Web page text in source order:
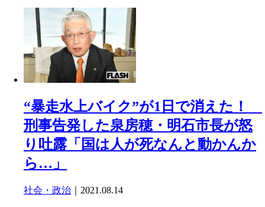
“暴走水上バイク”が1日で消えた！
刑事告発した泉房穂・明石市長が怒
り吐露「国は人が死なんと動かんか
ら…」
社会・政治 ｜2021.08.14